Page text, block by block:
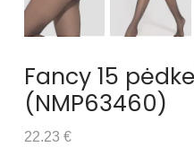
Fancy 15
(NMP63460)
22.23 €